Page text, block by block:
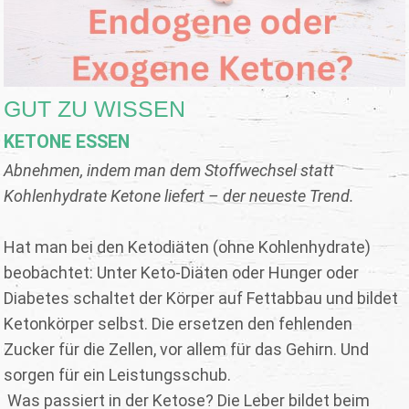
GUT ZU WISSEN
KETONE ESSEN
Abnehmen, indem man dem Stoffwechsel statt
KohlenhydrateKetone liefert – der neueste Trend.
Hat man bei den Ketodiäten (ohne Kohlenhydrate)
beobachtet: Unter Keto-Diäten oder Hunger oder
Diabetes schaltet der Körper auf Fettabbau und bildet
Ketonkörper selbst. Die ersetzen den fehlenden
Zucker für die Zellen, vor allem für das Gehirn. Und
sorgen für ein Leistungsschub.
Was passiert in der Ketose? Die Leber bildet beim